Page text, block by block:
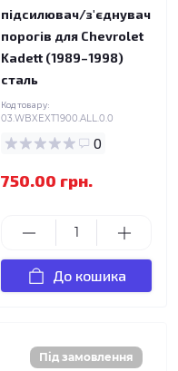
підсилювач/з'єднувач
порогів для Chevrolet
Kadett (1989–1998)
сталь
Код товару:
03.WBXEXT1900.ALL.0.0
0
750.00 грн.
До кошика